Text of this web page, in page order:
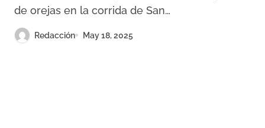
de orejas en la corrida de San…
Redacción May 18, 2025